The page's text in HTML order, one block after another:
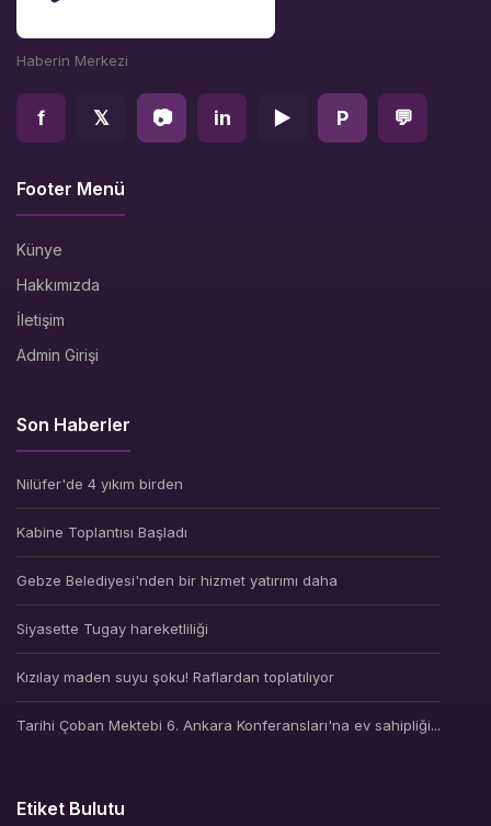
Haberin Merkezi
f 𝕏 📷 in ▶ P 💬
Footer Menü
Künye
Hakkımızda
İletişim
Admin Girişi
Son Haberler
Nilüfer'de 4 yıkım birden
Kabine Toplantısı Başladı
Gebze Belediyesi'nden bir hizmet yatırımı daha
Siyasette Tugay hareketliliği
Kızılay maden suyu şoku! Raflardan toplatılıyor
Tarihi Çoban Mektebi 6. Ankara Konferansları'na ev sahipliği...
Etiket Bulutu